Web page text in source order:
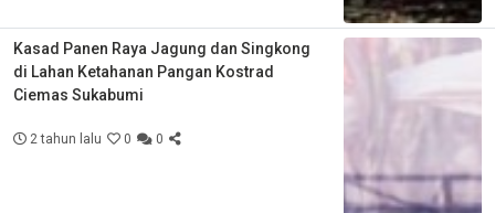
Kasad Panen Raya Jagung dan Singkong
di Lahan Ketahanan Pangan Kostrad
Ciemas Sukabumi
2 tahun lalu 0 0